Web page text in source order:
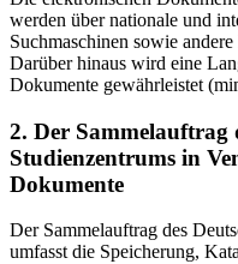
werden über nationale und
Suchmaschinen sowie
Darüber hinaus wird eine
Dokumente gewährleistet
2. Der Sammelauftrag
Studienzentrums in
Dokumente
Der Sammelauftrag des
umfasst die Speicherung,